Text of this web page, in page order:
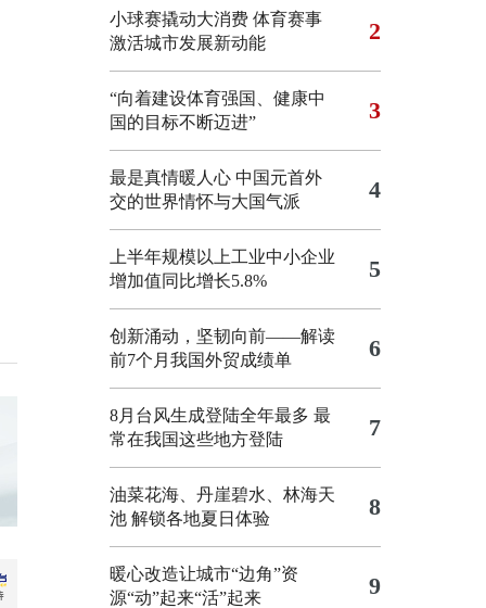
小球赛撬动大消费 体育赛事
激活城市发展新动能
2
“向着建设体育强国、健康中
国的目标不断迈进”
3
最是真情暖人心 中国元首外
交的世界情怀与大国气派
4
上半年规模以上工业中小企业
增加值同比增长5.8%
5
创新涌动，坚韧向前——解读
前7个月我国外贸成绩单
6
8月台风生成登陆全年最多 最
常在我国这些地方登陆
7
油菜花海、丹崖碧水、林海天
池 解锁各地夏日体验
8
暖心改造让城市“边角”资
源“动”起来“活”起来
9